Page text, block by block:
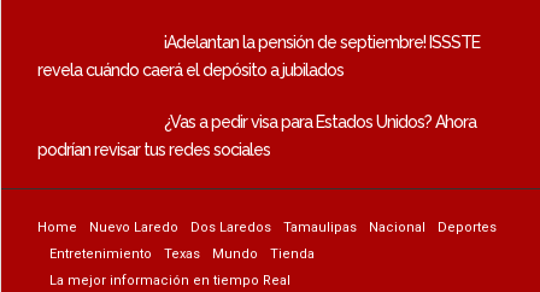
¡Adelantan la pensión de septiembre! ISSSTE
revela cuándo caerá el depósito a jubilados
¿Vas a pedir visa para Estados Unidos? Ahora
podrían revisar tus redes sociales
Home Nuevo Laredo Dos Laredos Tamaulipas Nacional
Deportes
Entretenimiento
Texas Mundo
Tienda
La mejor información en tiempo Real